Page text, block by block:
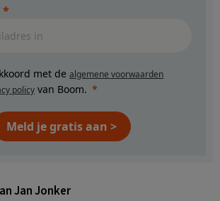
met de algemene voorwaarden
policy van Boom.
Meld je gratis aan >
Jan Jonker